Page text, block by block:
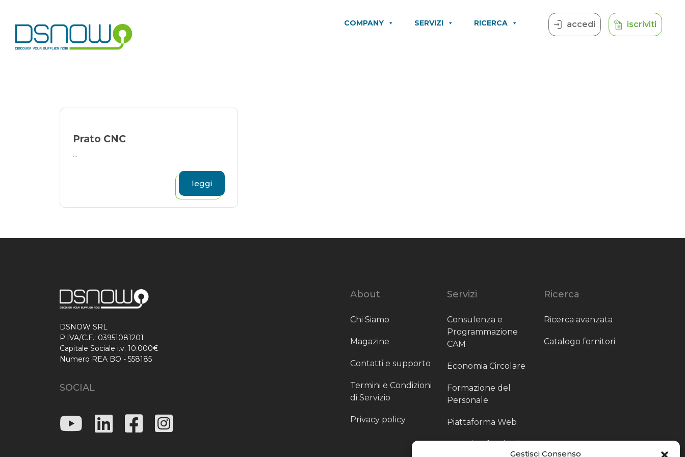
Gestisci Consenso
content
COMPANY SERVIZI RICERCA accedi iscriviti
Prato CNC
...
leggi
DSNOW SRL
P.IVA/C.F.: 03951081201
Capitale Sociale i.v. 10.000€
Numero REA BO - 558185
SOCIAL
About
Chi Siamo
Magazine
Contatti e supporto
Termini e Condizioni
di Servizio
Privacy policy
Servizi
Consulenza e
Programmazione
CAM
Economia Circolare
Formazione del
Personale
Piattaforma Web
Scouting fornitori
Ricerca
Ricerca avanzata
Catalogo fornitori